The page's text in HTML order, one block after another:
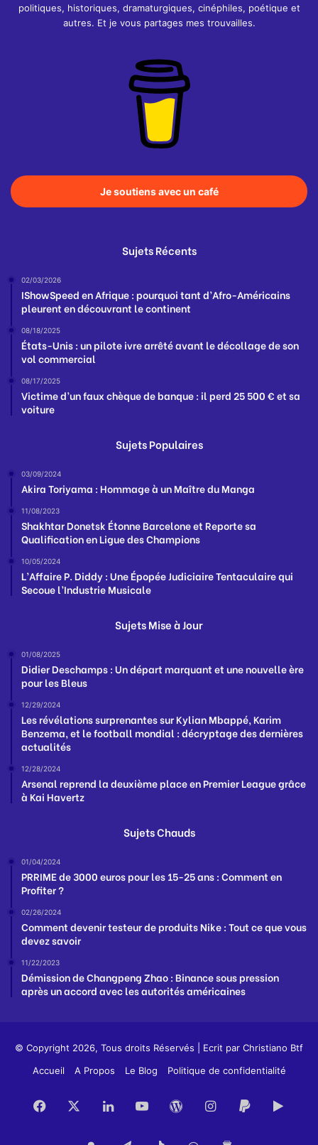
politiques, historiques, dramaturgiques, cinéphiles, poétique et
autres. Et je vous partages mes trouvailles.
Je soutiens avec un café
Sujets Récents
02/03/2026
IShowSpeed en Afrique : pourquoi tant d’Afro-Américains
pleurent en découvrant le continent
08/18/2025
États-Unis : un pilote ivre arrêté avant le décollage de son
vol commercial
08/17/2025
Victime d’un faux chèque de banque : il perd 25 500 € et sa
voiture
Sujets Populaires
03/09/2024
Akira Toriyama : Hommage à un Maître du Manga
11/08/2023
Shakhtar Donetsk Étonne Barcelone et Reporte sa
Qualification en Ligue des Champions
10/05/2024
L’Affaire P. Diddy : Une Épopée Judiciaire Tentaculaire qui
Secoue l’Industrie Musicale
Sujets Mise à Jour
01/08/2025
Didier Deschamps : Un départ marquant et une nouvelle ère
pour les Bleus
12/29/2024
Les révélations surprenantes sur Kylian Mbappé, Karim
Benzema, et le football mondial : décryptage des dernières
actualités
12/28/2024
Arsenal reprend la deuxième place en Premier League grâce
à Kai Havertz
Sujets Chauds
01/04/2024
PRRIME de 3000 euros pour les 15-25 ans : Comment en
Profiter ?
02/26/2024
Comment devenir testeur de produits Nike : Tout ce que vous
devez savoir
11/22/2023
Démission de Changpeng Zhao : Binance sous pression
après un accord avec les autorités américaines
© Copyright 2026, Tous droits Réservés | Ecrit par Christiano Btf
Accueil
A Propos Le Blog Politique de confidentialité
Facebook LinkedinYouTubeWordPress
Instagram
PayPal